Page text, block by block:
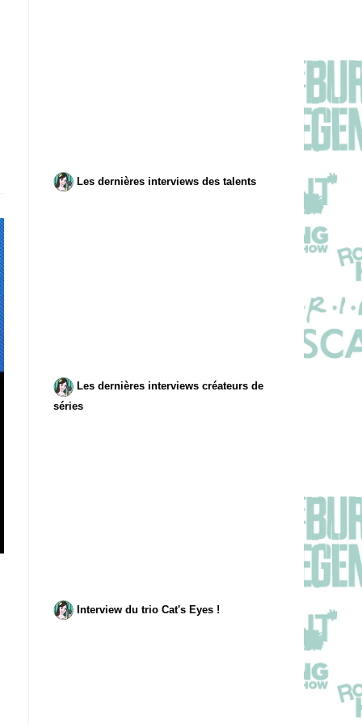
Les dernières interviews des talents
Les dernières interviews créateurs de
séries
Interview du trio Cat's Eyes !